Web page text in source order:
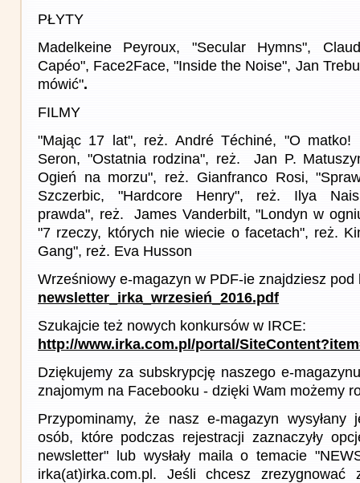
PŁYTY
Madelkeine Peyroux, "Secular Hymns",
Capéo", Face2Face, "Inside the Noise", Jan
mówić".
FILMY
"Mając 17 lat", reż. André Téchiné, "O matko!
Seron, "Ostatnia rodzina", reż. Jan P.
Ogień na morzu", reż. Gianfranco Rosi,
Szczerbic, "Hardcore Henry", reż. Ilya
prawda", reż. James Vanderbilt, "Londyn w
"7 rzeczy, których nie wiecie o facetach", reż.
Gang", reż. Eva Husson
Wrześniowy e-magazyn w PDF-ie znajdziesz pod
newsletter_irka_wrzesień_2016.pdf
Szukajcie też nowych konkursów w IRCE:
http://www.irka.com.pl/portal/
Dziękujemy za subskrypcję naszego e-
znajomym na Facebooku - dzięki Wam możemy
Przypominamy, że nasz e-magazyn
osób, które podczas rejestracji zaznaczyły
newsletter" lub wysłały maila o temacie
irka(at)irka.com.pl. Jeśli chcesz zrezygnować